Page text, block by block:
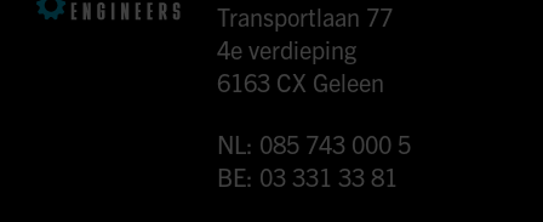
Transportlaan 77
4e verdieping
6163 CX Geleen
NL: 085 743 000 5
BE: 03 331 33 81